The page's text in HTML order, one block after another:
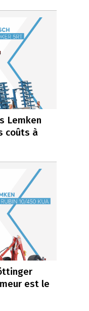
Lemken
coûts à
est le